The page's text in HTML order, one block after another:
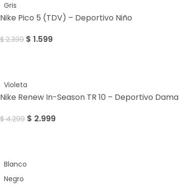
Gris
Nike Pico 5 (TDV) – Deportivo Niño
$2.399 $ 1.599
Violeta
Nike Renew In-Season TR 10 – Deportivo Dama
$4.299 $ 2.999
Blanco
Negro